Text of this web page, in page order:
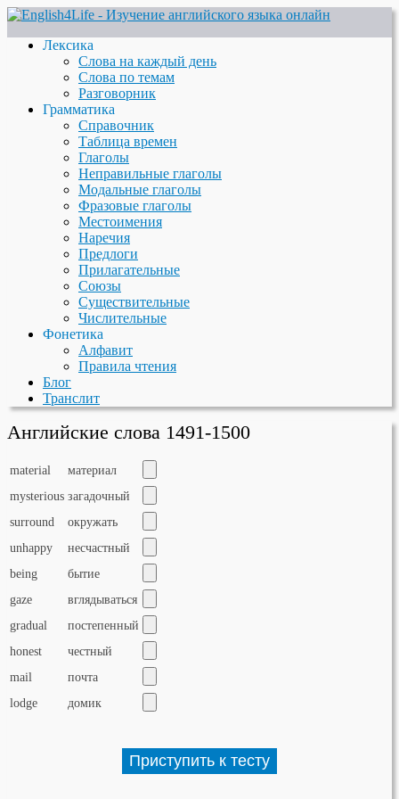
Лексика
Слова на каждый день
Слова по темам
Разговорник
Грамматика
Справочник
Таблица времен
Глаголы
Неправильные глаголы
Модальные глаголы
Фразовые глаголы
Местоимения
Наречия
Предлоги
Прилагательные
Союзы
Существительные
Числительные
Фонетика
Алфавит
Правила чтения
Блог
Транслит
Английские слова 1491-1500
material
материал
mysterious загадочный
surround
окружать
unhappy
несчастный
being
бытие
gaze
вглядываться
gradual
постепенный
honest
честный
mail
почта
lodge
домик
Приступить к тесту